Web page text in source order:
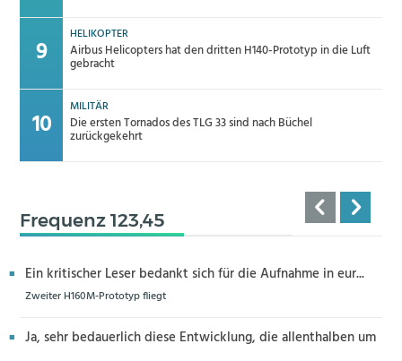
HELIKOPTER
Airbus Helicopters hat den dritten H140-Prototyp in die Luft
gebracht
MILITÄR
Die ersten Tornados des TLG 33 sind nach Büchel
zurückgekehrt
Frequenz 123,45
Ein kritischer Leser bedankt sich für die Aufnahme in eur...
Zweiter H160M-Prototyp fliegt
Ja, sehr bedauerlich diese Entwicklung, die allenthalben um